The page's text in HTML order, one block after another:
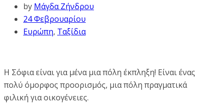
by Μάγδα Ζήνδρου
24 Φεβρουαρίου
Ευρώπη, Ταξίδια
Η Σόφια είναι για μένα μια πόλη έκπληξη! Είναι ένας
πολύ όμορφος προορισμός, μια πόλη πραγματικά
φιλική για οικογένειες.